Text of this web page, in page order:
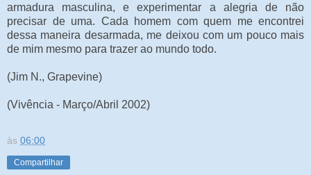
armadura masculina, e experimentar a alegria de não
precisar de uma. Cada homem com quem me encontrei
dessa maneira desarmada, me deixou com um pouco mais
de mim mesmo para trazer ao mundo todo.
(Jim N., Grapevine)
(Vivência - Março/Abril 2002)
às 06:00
Compartilhar